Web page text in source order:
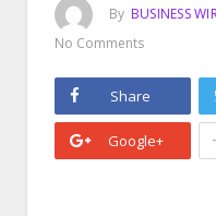
By BUSINESS
No Comments
Share
Google+